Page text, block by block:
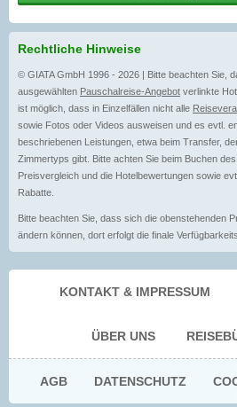
Rechtliche Hinweise
© GIATA GmbH 1996 - 2026 | Bitte beachten Sie,
ausgewählten Pauschalreise-Angebot verlinkte
ist möglich, dass in Einzelfällen nicht alle
sowie Fotos oder Videos ausweisen und es evtl.
beschriebenen Leistungen, etwa beim Transfer,
Zimmertyps gibt. Bitte achten Sie beim Buchen
Preisvergleich und die Hotelbewertungen sowie
Rabatte.
Bitte beachten Sie, dass sich die obenstehenden
ändern können, dort erfolgt die finale
KONTAKT & IMPRESSUM
ÜBER UNS
AGB DATENSCHUTZ